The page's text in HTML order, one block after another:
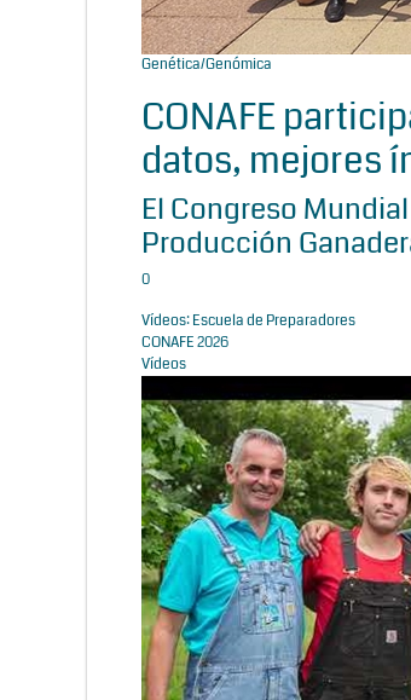
Genética/Genómica
CONAFE
datos, mejores
El Congreso
Producción
0
Vídeos: Escuela de Preparadores
CONAFE 2026
Vídeos